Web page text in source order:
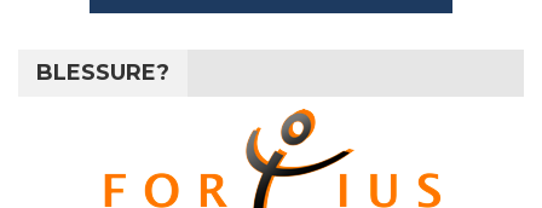
BLESSURE?